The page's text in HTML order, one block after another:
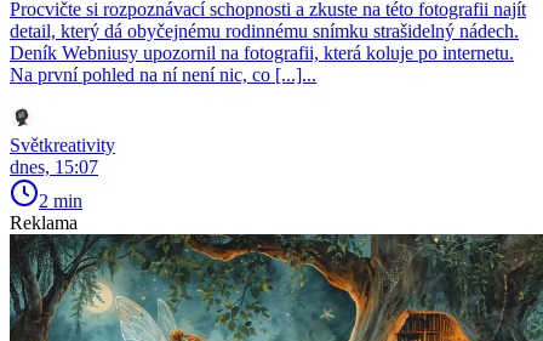
Procvičte si rozpoznávací schopnosti a zkuste na této fotografii najít
detail, který dá obyčejnému rodinnému snímku strašidelný nádech.
Deník Webniusy upozornil na fotografii, která koluje po internetu.
Na první pohled na ní není nic, co [...]...
Světkreativity
dnes, 15:07
2 min
Reklama